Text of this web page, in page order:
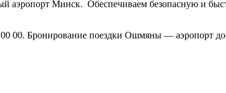
Минск. Обеспечиваем безопасную и
00. Бронирование поездки Ошмяны — аэропорт